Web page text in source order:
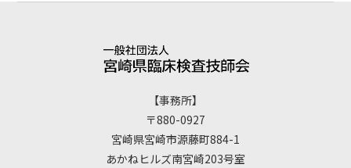
【事務所】
〒880-0927
宮崎県宮崎市源藤町884-1
あかねヒルズ南宮崎203号室